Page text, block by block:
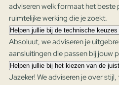
adviseren welk formaat het beste
ruimtelijke werking die je zoekt.
Helpen jullie bij de technische
Absoluut, we adviseren je
aansluitingen die passen bij jouw
Helpen jullie bij het kiezen van de
Jazeker! We adviseren je over